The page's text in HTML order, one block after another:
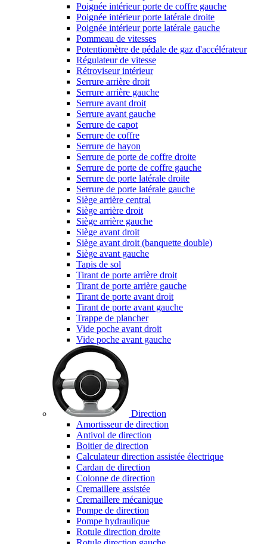
Poignée intérieur porte de coffre gauche
Poignée intérieur porte latérale droite
Poignée intérieur porte latérale gauche
Pommeau de vitesses
Potentiomètre de pédale de gaz d'accélérateur
Régulateur de vitesse
Rétroviseur intérieur
Serrure arrière droit
Serrure arrière gauche
Serrure avant droit
Serrure avant gauche
Serrure de capot
Serrure de coffre
Serrure de hayon
Serrure de porte de coffre droite
Serrure de porte de coffre gauche
Serrure de porte latérale droite
Serrure de porte latérale gauche
Siège arrière central
Siège arrière droit
Siège arrière gauche
Siège avant droit
Siège avant droit (banquette double)
Siège avant gauche
Tapis de sol
Tirant de porte arrière droit
Tirant de porte arrière gauche
Tirant de porte avant droit
Tirant de porte avant gauche
Trappe de plancher
Vide poche avant droit
Vide poche avant gauche
Direction
Amortisseur de direction
Antivol de direction
Boitier de direction
Calculateur direction assistée électrique
Cardan de direction
Colonne de direction
Cremaillere assistée
Cremaillere mécanique
Pompe de direction
Pompe hydraulique
Rotule direction droite